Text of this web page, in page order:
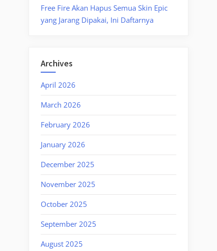
Free Fire Akan Hapus Semua Skin Epic
yang Jarang Dipakai, Ini Daftarnya
Archives
April 2026
March 2026
February 2026
January 2026
December 2025
November 2025
October 2025
September 2025
August 2025